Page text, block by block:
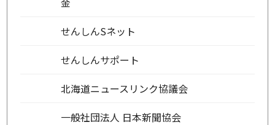
せんしんSネット
せんしんサポート
北海道ニュースリンク協議会
一般社団法人 日本新聞協会